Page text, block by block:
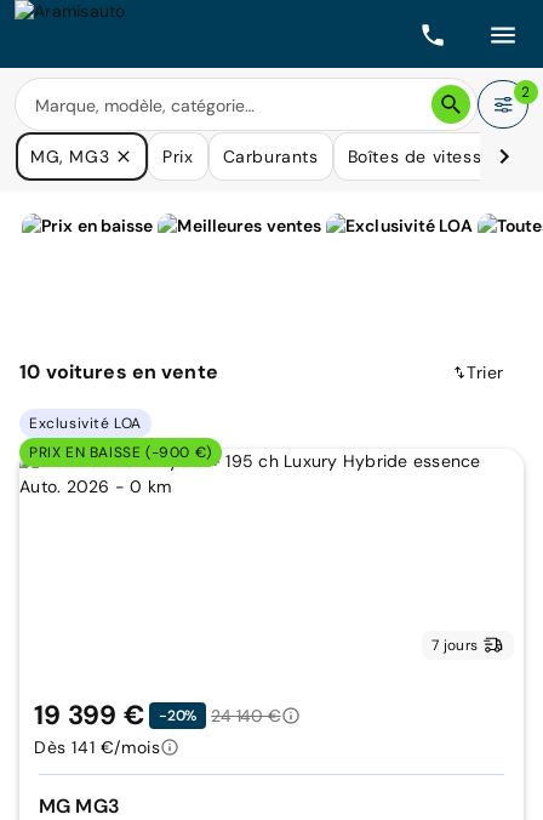
2
MG, MG3 Prix Carburants Boîtes de vitesse
10 voitures en vente Trier
Exclusivité LOA
PRIX EN BAISSE (-900 €)
7 jours
MG MG3
19 399 € -20%
24 140 €
Dès 141 €/mois